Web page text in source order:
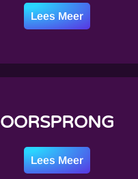
Lees Meer
OORSPRONG
Lees Meer